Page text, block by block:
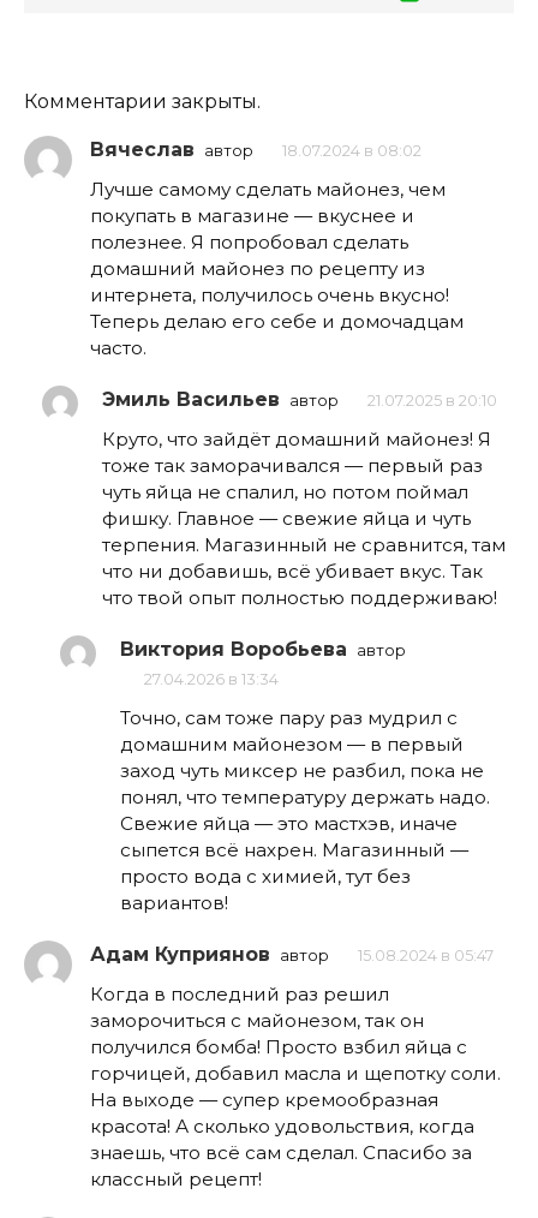
Комментарии закрыты.
Вячеслав автор 18.07.2024 в 08:02
Лучше самому сделать майонез, чем
покупать в магазине — вкуснее и
полезнее. Я попробовал сделать
домашний майонез по рецепту из
интернета, получилось очень вкусно!
Теперь делаю его себе и домочадцам
часто.
Эмиль Васильев автор 21.07.2025 в 20:10
Круто, что зайдёт домашний майонез! Я
тоже так заморачивался — первый раз
чуть яйца не спалил, но потом поймал
фишку. Главное — свежие яйца и чуть
терпения. Магазинный не сравнится, там
что ни добавишь, всё убивает вкус. Так
что твой опыт полностью поддерживаю!
Виктория Воробьева
автор
27.04.2026 в 13:34
Точно, сам тоже пару раз мудрил с
домашним майонезом — в первый
заход чуть миксер не разбил, пока не
понял, что температуру держать надо.
Свежие яйца — это мастхэв, иначе
сыпется всё нахрен. Магазинный —
просто вода с химией, тут без
вариантов!
Адам Куприянов автор 15.08.2024 в 05:47
Когда в последний раз решил
заморочиться с майонезом, так он
получился бомба! Просто взбил яйца с
горчицей, добавил масла и щепотку соли.
На выходе — супер кремообразная
красота! А сколько удовольствия, когда
знаешь, что всё сам сделал. Спасибо за
классный рецепт!